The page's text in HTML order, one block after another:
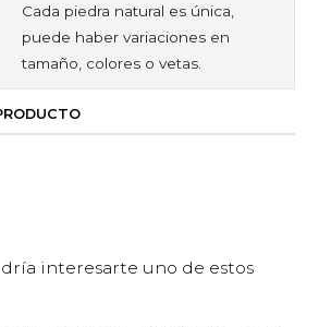
Cada piedra natural es única,
puede haber variaciones en
tamaño, colores o vetas.
interesarte uno de estos